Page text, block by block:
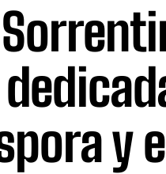
y